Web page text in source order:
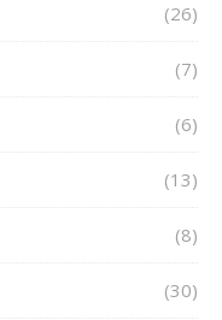
(26)
(7)
(6)
(13)
(8)
(30)